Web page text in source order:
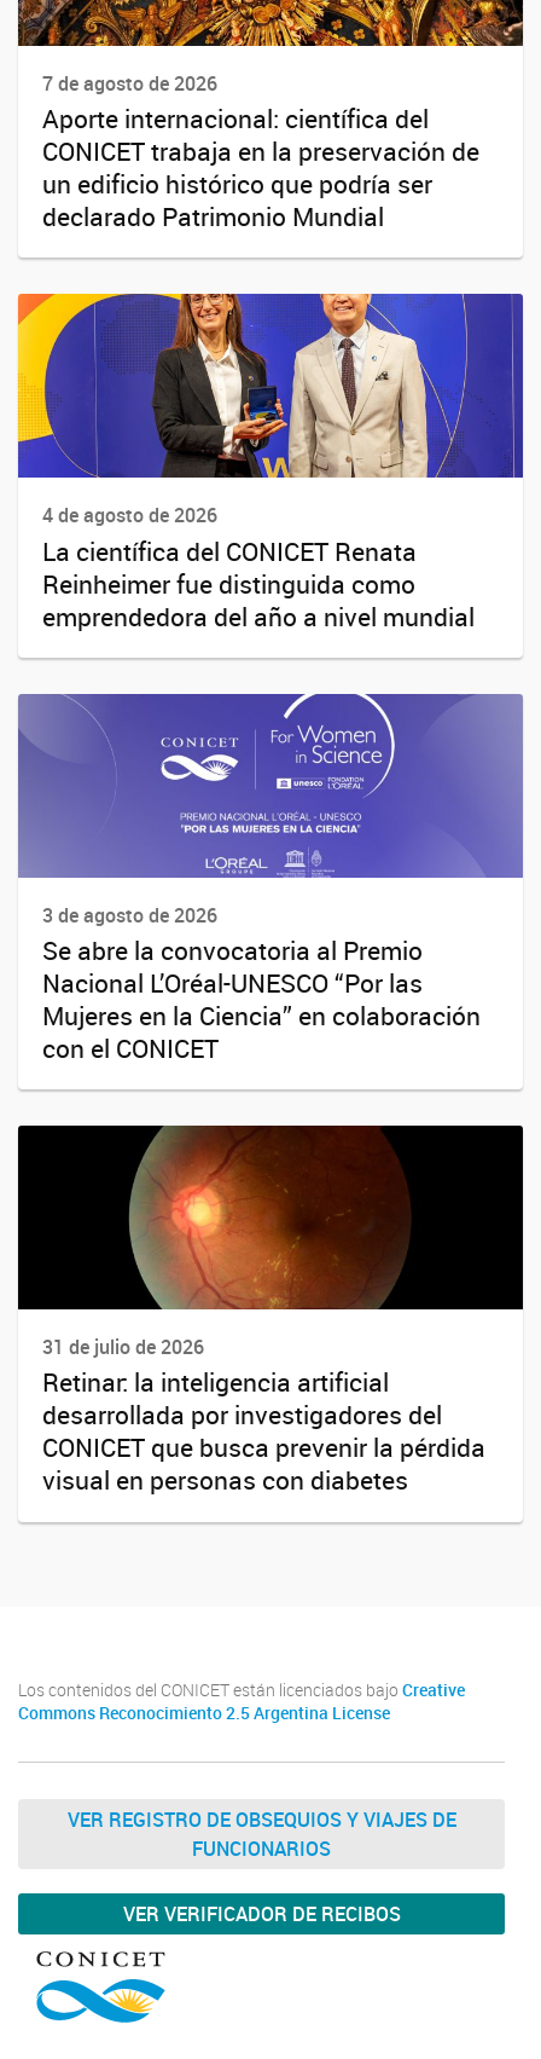
7 de agosto de 2026
Aporte internacional: científica del
CONICET trabaja en la preservación de
un edificio histórico que podría ser
declarado Patrimonio Mundial
4 de agosto de 2026
La científica del CONICET Renata
Reinheimer fue distinguida como
emprendedora del año a nivel mundial
3 de agosto de 2026
Se abre la convocatoria al Premio
Nacional L’Oréal-UNESCO “Por las
Mujeres en la Ciencia” en colaboración
con el CONICET
31 de julio de 2026
Retinar: la inteligencia artificial
desarrollada por investigadores del
CONICET que busca prevenir la pérdida
visual en personas con diabetes
Los contenidos del CONICET están licenciados bajo Creative
Commons Reconocimiento 2.5 Argentina License
VER REGISTRO DE OBSEQUIOS Y VIAJES DE
FUNCIONARIOS
VER VERIFICADOR DE RECIBOS